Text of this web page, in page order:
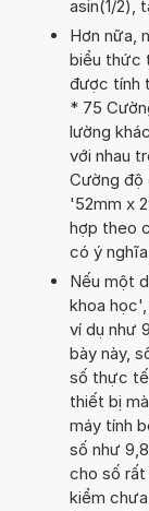
asin(1/2),
Hơn nữa,
biểu thức
được tính
* 75
lường
với nhau
Cường độ
'52mm x
hợp theo
có ý
Nếu một
khoa
ví dụ như
bày này,
số thực
thiết bị
máy tính
số như
cho số rất
kiểm